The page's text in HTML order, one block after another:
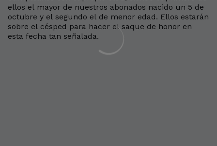
ellos el mayor de nuestros abonados nacido un 5 de
octubre y el segundo el de menor edad. Ellos estarán
sobre el césped para hacer el saque de honor en
esta fecha tan señalada.